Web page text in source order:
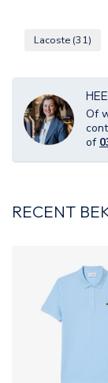
Lacoste (31)
Of
of
RECENT